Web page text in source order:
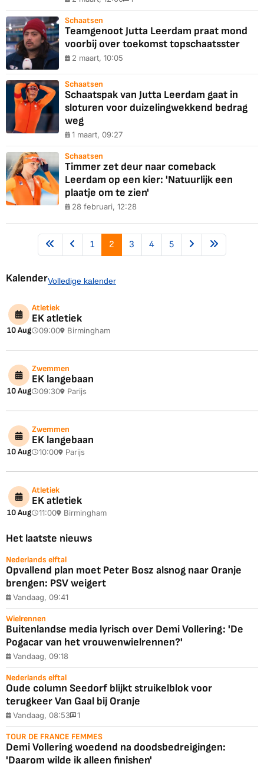
Schaatsen
Teamgenoot Jutta Leerdam praat mond
voorbij over toekomst topschaatsster
2 maart, 10:05
Schaatsen
Schaatspak van Jutta Leerdam gaat in
sloturen voor duizelingwekkend bedrag
weg
1 maart, 09:27
Schaatsen
Timmer zet deur naar comeback
Leerdam op een kier: 'Natuurlijk een
plaatje om te zien'
28 februari, 12:28
1 2 3 4 5
KalenderVolledige kalender
10 Aug
Atletiek
EK atletiek
09:00 Birmingham
10 Aug
Zwemmen
EK langebaan
09:30 Parijs
10 Aug
Zwemmen
EK langebaan
10:00 Parijs
10 Aug
Atletiek
EK atletiek
11:00 Birmingham
Het laatste nieuws
Nederlands elftal
Opvallend plan moet Peter Bosz alsnog naar Oranje
brengen: PSV weigert
Vandaag, 09:41
Wielrennen
Buitenlandse media lyrisch over Demi Vollering: 'De
Pogacar van het vrouwenwielrennen?'
Vandaag, 09:18
Nederlands elftal
Oude column Seedorf blijkt struikelblok voor
terugkeer Van Gaal bij Oranje
Vandaag, 08:53 1
TOUR DE FRANCE FEMMES
Demi Vollering woedend na doodsbedreigingen:
'Daarom wilde ik alleen finishen'